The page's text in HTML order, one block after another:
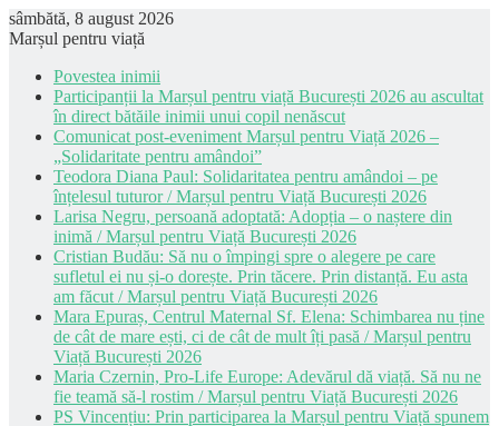
sâmbătă, 8 august 2026
Marșul pentru viață
Povestea inimii
Participanții la Marșul pentru viață București 2026 au ascultat
în direct bătăile inimii unui copil nenăscut
Comunicat post-eveniment Marșul pentru Viață 2026 –
„Solidaritate pentru amândoi”
Teodora Diana Paul: Solidaritatea pentru amândoi – pe
înțelesul tuturor / Marșul pentru Viață București 2026
Larisa Negru, persoană adoptată: Adopția – o naștere din
inimă / Marșul pentru Viață București 2026
Cristian Budău: Să nu o împingi spre o alegere pe care
sufletul ei nu și-o dorește. Prin tăcere. Prin distanță. Eu asta
am făcut / Marșul pentru Viață București 2026
Mara Epuraș, Centrul Maternal Sf. Elena: Schimbarea nu ține
de cât de mare ești, ci de cât de mult îți pasă / Marșul pentru
Viață București 2026
Maria Czernin, Pro-Life Europe: Adevărul dă viață. Să nu ne
fie teamă să-l rostim / Marșul pentru Viață București 2026
PS Vincențiu: Prin participarea la Marșul pentru Viață spunem